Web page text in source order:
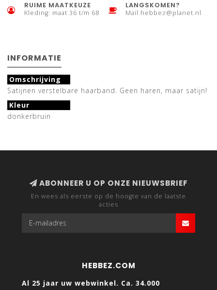
RUIME MAATKEUZE
Kleding: maat 36 t/m 68
LANGSKOMEN?
Mail hebbez@planet.nl
INFORMATIE
Omschrijving
Satijnen verstelbare haarband. Geen haren, maar satijn!
Kleur
donkerbruin
ABONNEER U OP ONZE NIEUWSBRIEF
En wees als eerste op de hoogte van de laatste
acties
HEBBEZ.COM
Al 25 jaar uw webwinkel. Ca. 34.000